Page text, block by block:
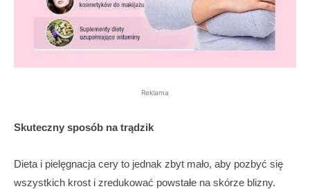
Reklama
Skuteczny sposób na trądzik
Dieta i pielęgnacja cery to jednak zbyt mało, aby pozbyć się
wszystkich krost i zredukować powstałe na skórze blizny.